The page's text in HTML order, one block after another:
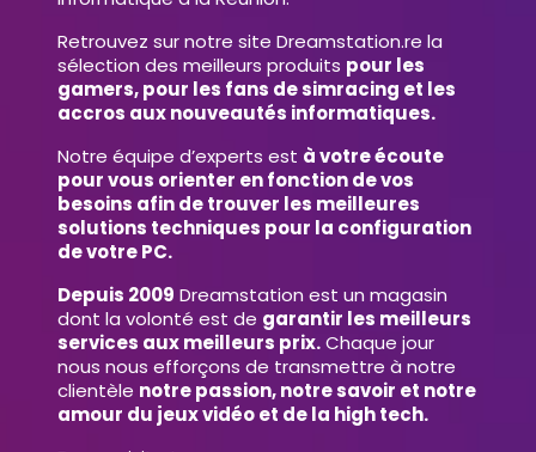
Retrouvez sur notre site Dreamstation.re la
sélection des meilleurs produits pour les
gamers, pour les fans de simracing et les
accros aux nouveautés informatiques.
Notre équipe d’experts est à votre écoute
pour vous orienter en fonction de vos
besoins afin de trouver les meilleures
solutions techniques pour la configuration
de votre PC.
Depuis 2009 Dreamstation est un magasin
dont la volonté est de garantir les meilleurs
services aux meilleurs prix.Chaque jour
nous nous efforçons de transmettre à notre
clientèle notre passion, notre savoir et notre
amour du jeux vidéo et de la high tech.